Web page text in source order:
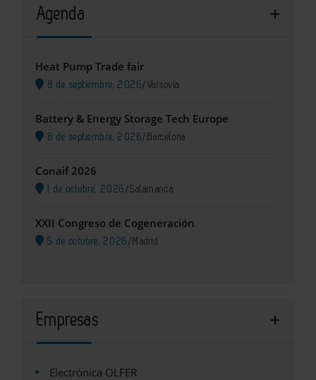
Agenda
Heat Pump Trade fair
8 de septiembre, 2026/ Varsovia
Battery & Energy Storage Tech Europe
8 de septiembre, 2026/ Barcelona
Conaif 2026
1 de octubre, 2026 /Salamanca
XXII Congreso de Cogeneración
5 de octubre, 2026 / Madrid
Empresas
Electrónica OLFER